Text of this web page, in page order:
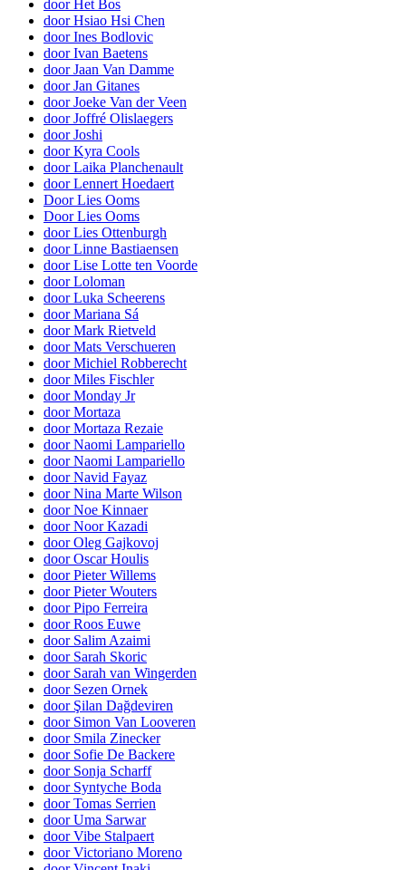
door Het Bos
door Hsiao Hsi Chen
door Ines Bodlovic
door Ivan Baetens
door Jaan Van Damme
door Jan Gitanes
door Joeke Van der Veen
door Joffré Olislaegers
door Joshi
door Kyra Cools
door Laika Planchenault
door Lennert Hoedaert
Door Lies Ooms
Door Lies Ooms
door Lies Ottenburgh
door Linne Bastiaensen
door Lise Lotte ten Voorde
door Loloman
door Luka Scheerens
door Mariana Sá
door Mark Rietveld
door Mats Verschueren
door Michiel Robberecht
door Miles Fischler
door Monday Jr
door Mortaza
door Mortaza Rezaie
door Naomi Lampariello
door Naomi Lampariello
door Navid Fayaz
door Nina Marte Wilson
door Noe Kinnaer
door Noor Kazadi
door Oleg Gajkovoj
door Oscar Houlis
door Pieter Willems
door Pieter Wouters
door Pipo Ferreira
door Roos Euwe
door Salim Azaimi
door Sarah Skoric
door Sarah van Wingerden
door Sezen Ornek
door Şilan Dağdeviren
door Simon Van Looveren
door Smila Zinecker
door Sofie De Backere
door Sonja Scharff
door Syntyche Boda
door Tomas Serrien
door Uma Sarwar
door Vibe Stalpaert
door Victoriano Moreno